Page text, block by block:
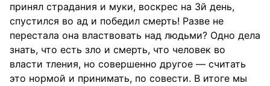
принял страдания и муки, воскрес на 3й день,
спустился во ад и победил смерть! Разве не
перестала она властвовать над людьми? Одно дела
знать, что есть зло и смерть, что человек во
власти тления, но совершенно другое — считать
это нормой и принимать, по совести. В итоге мы